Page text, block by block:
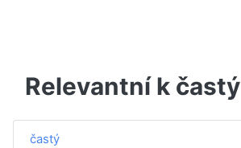
Relevantní k častý
častý